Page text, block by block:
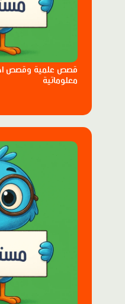
قصص علمية وقصص
معلوماتية